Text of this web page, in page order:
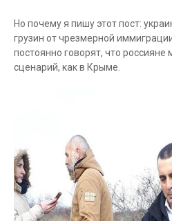
Но почему я пишу этот пост:
грузин от чрезмерной
постоянно говорят, что россияне
сценарий, как в Крыме.